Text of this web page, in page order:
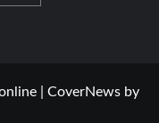
CoverNews by